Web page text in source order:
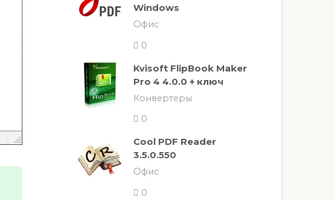
Windows
Офис
0
Kvisoft FlipBook Maker
Pro 4 4.0.0 + ключ
Конвертеры
0
Cool PDF Reader
3.5.0.550
Офис
0